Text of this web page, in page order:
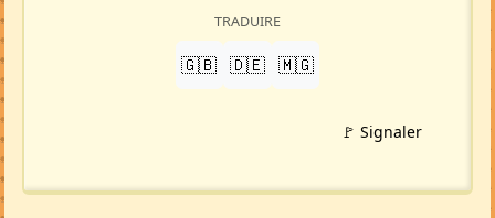
TRADUIRE
🇬🇧 🇩🇪 🇲🇬
🚩 Signaler